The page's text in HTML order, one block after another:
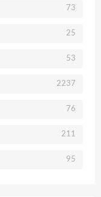
73
25
53
2237
76
211
95